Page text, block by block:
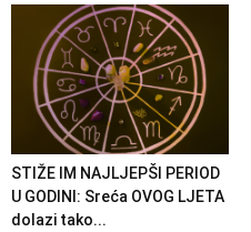
STIŽE IM NAJLJEPŠI PERIOD
U GODINI: Sreća OVOG LJETA
dolazi tako...